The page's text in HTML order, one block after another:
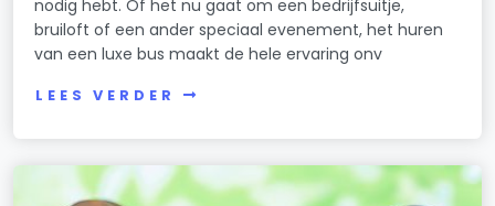
nodig hebt. Of het nu gaat om een bedrijfsuitje,
bruiloft of een ander speciaal evenement, het huren
van een luxe bus maakt de hele ervaring onv
LEES VERDER